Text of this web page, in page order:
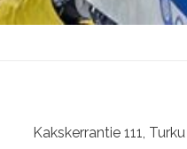
Kakskerrantie 111 Turku